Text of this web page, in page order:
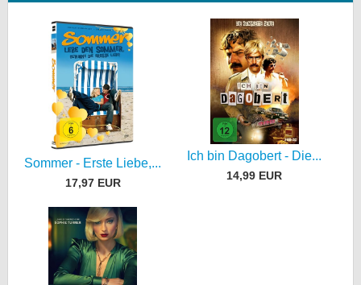
Sommer - Erste Liebe,...
17,97 EUR
Ich bin Dagobert - Die...
14,99 EUR